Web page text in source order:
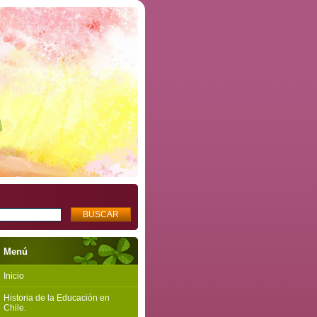
Menú
Inicio
Historia de la Educación en
Chile.